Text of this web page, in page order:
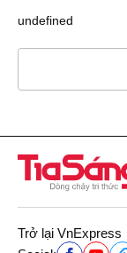
undefined
Trở lại VnExpress